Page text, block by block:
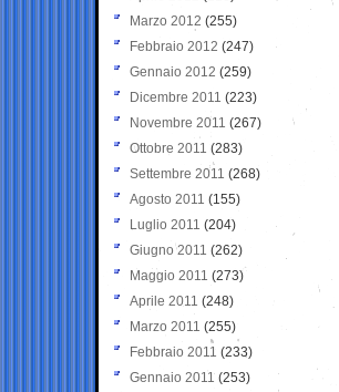
Marzo 2012 (255)
Febbraio 2012 (247)
Gennaio 2012 (259)
Dicembre 2011 (223)
Novembre 2011 (267)
Ottobre 2011 (283)
Settembre 2011 (268)
Agosto 2011 (155)
Luglio 2011 (204)
Giugno 2011 (262)
Maggio 2011 (273)
Aprile 2011 (248)
Marzo 2011 (255)
Febbraio 2011 (233)
Gennaio 2011 (253)